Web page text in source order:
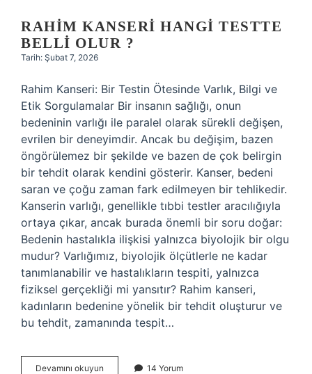
RAHIM KANSERI HANGI TESTTE
BELLI OLUR ?
Tarih: Şubat 7, 2026
Rahim Kanseri: Bir Testin Ötesinde Varlık, Bilgi ve
Etik Sorgulamalar Bir insanın sağlığı, onun
bedeninin varlığı ile paralel olarak sürekli değişen,
evrilen bir deneyimdir. Ancak bu değişim, bazen
öngörülemez bir şekilde ve bazen de çok belirgin
bir tehdit olarak kendini gösterir. Kanser, bedeni
saran ve çoğu zaman fark edilmeyen bir tehlikedir.
Kanserin varlığı, genellikle tıbbi testler aracılığıyla
ortaya çıkar, ancak burada önemli bir soru doğar:
Bedenin hastalıkla ilişkisi yalnızca biyolojik bir olgu
mudur? Varlığımız, biyolojik ölçütlerle ne kadar
tanımlanabilir ve hastalıkların tespiti, yalnızca
fiziksel gerçekliği mi yansıtır? Rahim kanseri,
kadınların bedenine yönelik bir tehdit oluşturur ve
bu tehdit, zamanında tespit…
Devamını okuyun 14 Yorum